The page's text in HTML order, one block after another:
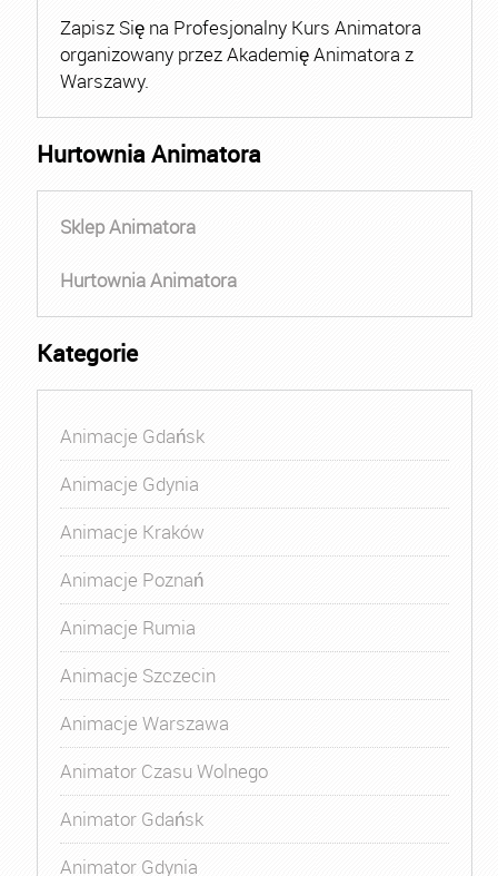
Zapisz Się na Profesjonalny Kurs Animatora
organizowany przez Akademię Animatora z
Warszawy.
Hurtownia Animatora
Sklep Animatora
Hurtownia Animatora
Kategorie
Animacje Gdańsk
Animacje Gdynia
Animacje Kraków
Animacje Poznań
Animacje Rumia
Animacje Szczecin
Animacje Warszawa
Animator Czasu Wolnego
Animator Gdańsk
Animator Gdynia